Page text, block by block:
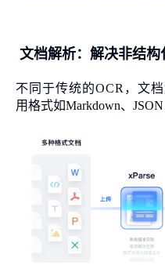
文档解析：解决非结
不同于传统的OCR，文
用格式如Markdown、